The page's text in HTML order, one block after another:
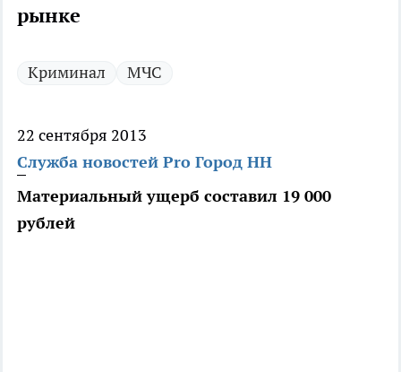
рынке
Криминал МЧС
22 сентября 2013
Служба новостей Pro Город НН
Материальный ущерб составил 19 000
рублей